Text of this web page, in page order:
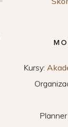
Kursy: